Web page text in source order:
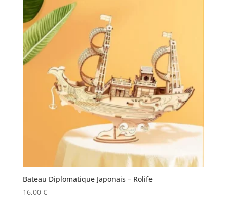
Bateau Diplomatique Japonais – Rolife
16,00 €